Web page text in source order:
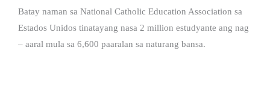
Batay naman sa National Catholic Education Association sa
Estados Unidos tinatayang nasa 2 million estudyante ang nag
– aaral mula sa 6,600 paaralan sa naturang bansa.